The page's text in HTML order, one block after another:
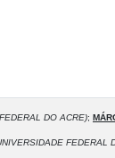
DO ACRE);
FEDERAL